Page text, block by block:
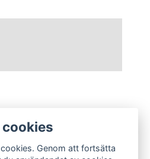
Genom att fortsätta